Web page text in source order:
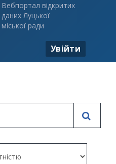
Вебпортал відкритих
даних Луцької
міської ради
Увійти